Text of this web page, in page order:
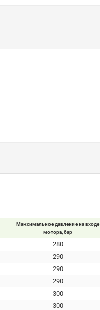
Максимальное давление на входе
мотора, бар
280
290
290
290
300
300